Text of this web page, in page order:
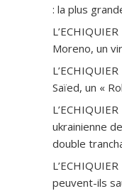
: la plus
Moreno, un
Saïed, un «
ukrainienne
double
peuvent-ils